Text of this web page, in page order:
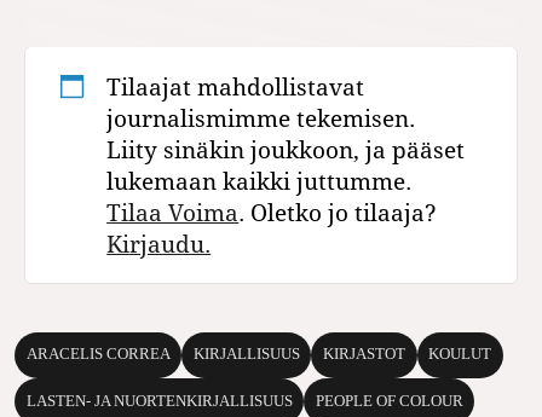
Tilaajat mahdollistavat
journalismimme tekemisen.
Liity sinäkin joukkoon, ja pääset
lukemaan kaikki juttumme.
Tilaa Voima. Oletko jo tilaaja?
Kirjaudu.
ARACELIS CORREA KIRJALLISUUS KIRJASTOT KOULUT
LASTEN- JA NUORTENKIRJALLISUUS PEOPLE OF COLOUR